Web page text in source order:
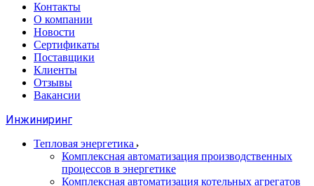
Контакты
О компании
Новости
Сертификаты
Поставщики
Клиенты
Отзывы
Вакансии
Инжиниринг
Тепловая энергетика
Комплексная автоматизация производственных
процессов в энергетике
Комплексная автоматизация котельных агрегатов